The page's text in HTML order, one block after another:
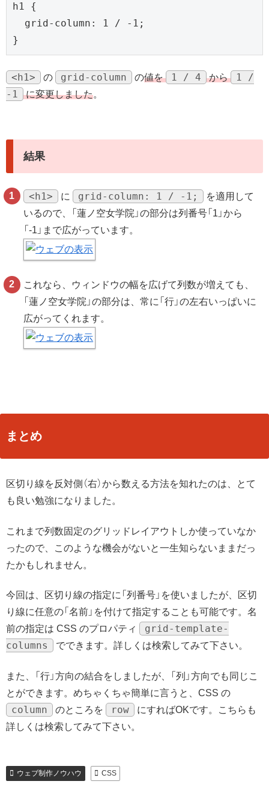
h1 {
  grid-column: 1 / -1;
<h1> の grid-column の値を 1 / 4 から
1 /
-1 に変更しました。
結果
<h1> に grid-column: 1 / -1;
を適用して
いるので、「蓮ノ空女学院」の部分は列番号「1」から
「-1」まで広がっています。
これなら、ウィンドウの幅を広げて列数が増えても、
「蓮ノ空女学院」の部分は、常に「行」の左右いっぱいに
広がってくれます。
まとめ
区切り線を反対側（右）から数える方法を知れたのは、とて
も良い勉強になりました。
これまで列数固定のグリッドレイアウトしか使っていなか
ったので、このような機会がないと一生知らないままだっ
たかもしれません。
今回は、区切り線の指定に「列番号」を使いましたが、区切
り線に任意の「名前」を付けて指定することも可能です。名
前の指定は CSS のプロパティ
grid-template-
columns
でできます。詳しくは検索してみて下さい。
また、「行」方向の結合をしましたが、「列」方向でも同じこ
とができます。めちゃくちゃ簡単に言うと、CSS の
column のところを row
にすればOKです。こちらも
詳しくは検索してみて下さい。
ウェブ制作ノウハウ CSS